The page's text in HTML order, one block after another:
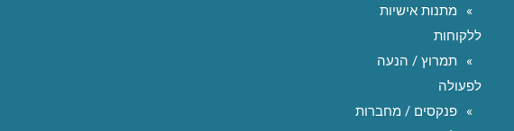
מתנות אישיות
ללקוחות
תמרוץ / הנעה
לפעולה
פנקסים / מחברות